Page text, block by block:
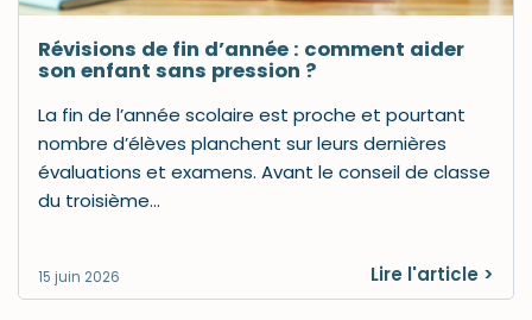
Révisions de fin d’année : comment aider
son enfant sans pression ?
15 juin 2026
La fin de l’année scolaire est proche et pourtant
nombre d’élèves planchent sur leurs dernières
évaluations et examens. Avant le conseil de classe
du troisième…
Lire l'article >